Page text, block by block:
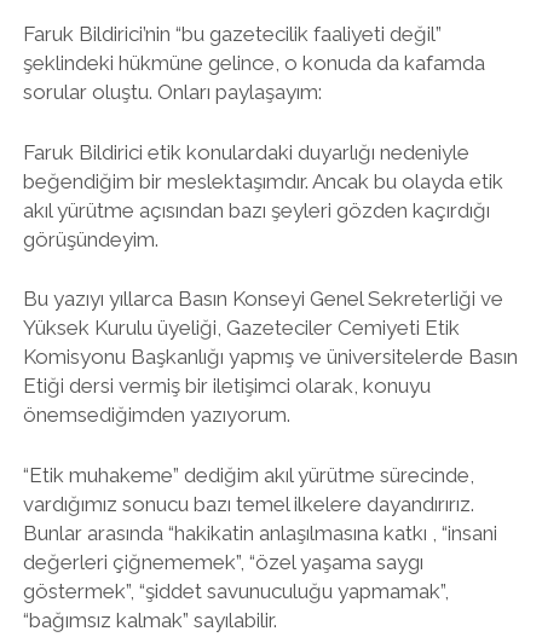
Faruk Bildirici’nin “bu gazetecilik faaliyeti değil”
şeklindeki hükmüne gelince, o konuda da kafamda
sorular oluştu. Onları paylaşayım:
Faruk Bildirici etik konulardaki duyarlığı nedeniyle
beğendiğim bir meslektaşımdır. Ancak bu olayda etik
akıl yürütme açısından bazı şeyleri gözden kaçırdığı
görüşündeyim.
Bu yazıyı yıllarca Basın Konseyi Genel Sekreterliği ve
Yüksek Kurulu üyeliği, Gazeteciler Cemiyeti Etik
Komisyonu Başkanlığı yapmış ve üniversitelerde Basın
Etiği dersi vermiş bir iletişimci olarak, konuyu
önemsediğimden yazıyorum.
“Etik muhakeme” dediğim akıl yürütme sürecinde,
vardığımız sonucu bazı temel ilkelere dayandırırız.
Bunlar arasında “hakikatin anlaşılmasına katkı , “insani
değerleri çiğnememek”, “özel yaşama saygı
göstermek”, “şiddet savunuculuğu yapmamak”,
“bağımsız kalmak” sayılabilir.